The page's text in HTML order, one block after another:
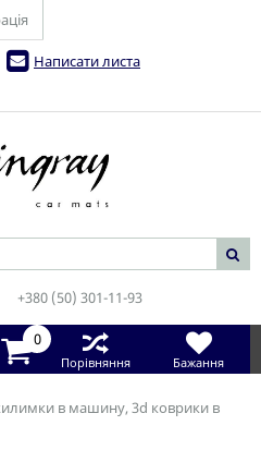
в машину, 3d коврики в
Написати листа
+380 (50) 301-11-93
0
Порівняння Бажання